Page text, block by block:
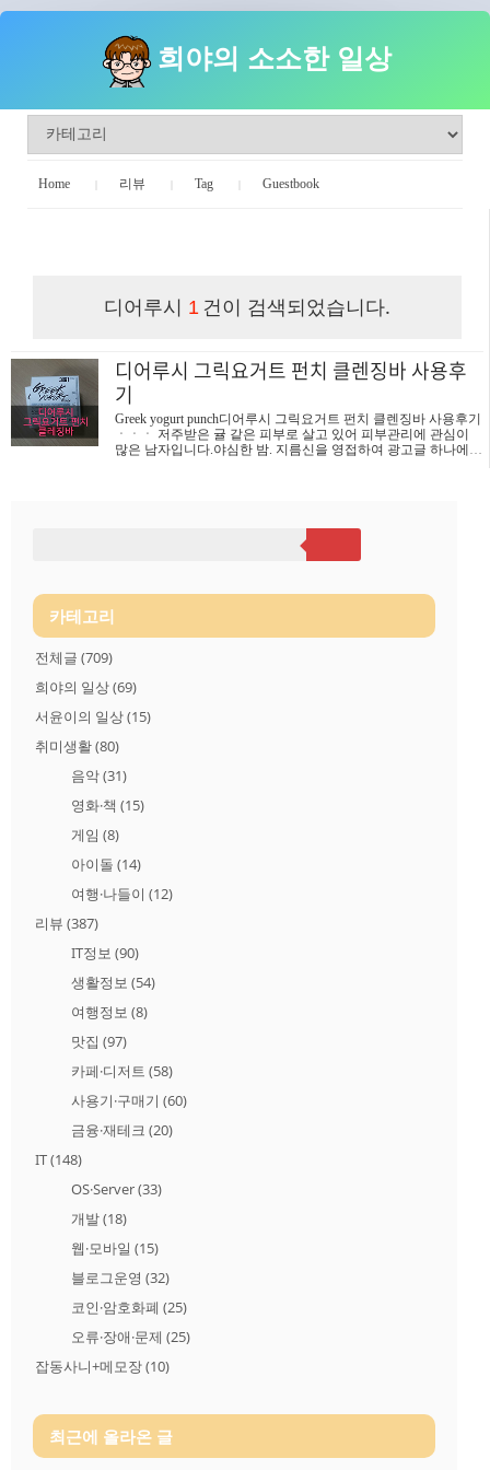
희야의 소소한 일상
Home 리뷰 Tag Guestbook
디어루시 1 건이 검색되었습니다.
디어루시 그릭요거트 펀치 클렌징바 사용후
기
Greek yogurt punch디어루시 그릭요거트 펀치 클렌징바 사용후기
ㆍㆍㆍ 저주받은 귤 같은 피부로 살고 있어 피부관리에 관심이
많은 남자입니다.야심한 밤. 지름신을 영접하여 광고글 하나에
기도 바쁜 요거트를 넣어서 그런지 포장이 하얗고 보들보들해서
참 맘에 듭니다. 그런데..포장박스 오른쪽 100 이라는 숫자가 뭘
의미하는 건지 모르겠네요처음에는 박스 사이즈. 즉, 가로 사이
카테고리
전체글 (709)
희야의 일상(69)
서윤이의 일상(15)
취미생활(80)
음악(31)
영화·책 (15)
게임 (8)
아이돌 (14)
여행·나들이 (12)
리뷰 (387)
IT정보 (90)
생활정보 (54)
여행정보 (8)
맛집 (97)
카페·디저트 (58)
사용기·구매기 (60)
금융·재테크 (20)
IT(148)
OS·Server(33)
개발(18)
웹·모바일 (15)
블로그운영 (32)
코인·암호화폐 (25)
오류·장애·문제 (25)
잡동사니+메모장(10)
최근에 올라온 글